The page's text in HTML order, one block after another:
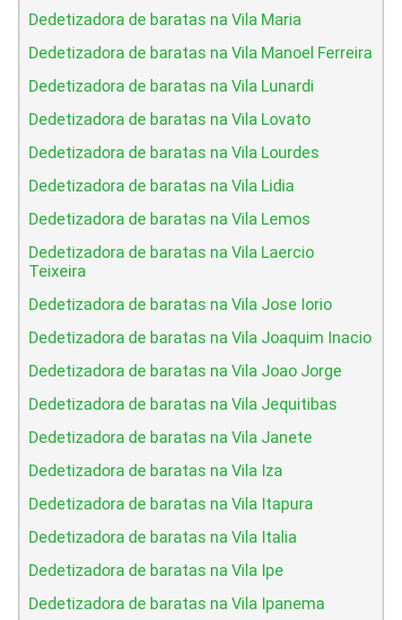
Dedetizadora de baratas na Vila Maria
Dedetizadora de baratas na Vila Manoel Ferreira
Dedetizadora de baratas na Vila Lunardi
Dedetizadora de baratas na Vila Lovato
Dedetizadora de baratas na Vila Lourdes
Dedetizadora de baratas na Vila Lidia
Dedetizadora de baratas na Vila Lemos
Dedetizadora de baratas na Vila Laercio
Teixeira
Dedetizadora de baratas na Vila Jose Iorio
Dedetizadora de baratas na Vila Joaquim Inacio
Dedetizadora de baratas na Vila Joao Jorge
Dedetizadora de baratas na Vila Jequitibas
Dedetizadora de baratas na Vila Janete
Dedetizadora de baratas na Vila Iza
Dedetizadora de baratas na Vila Itapura
Dedetizadora de baratas na Vila Italia
Dedetizadora de baratas na Vila Ipe
Dedetizadora de baratas na Vila Ipanema